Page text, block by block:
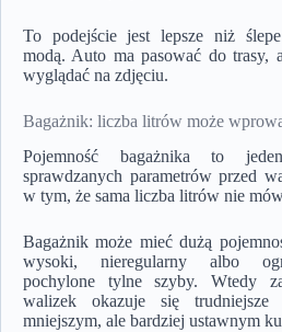
To podejście jest lepsze niż
modą. Auto ma pasować do trasy,
wyglądać na zdjęciu.
Bagażnik: liczba litrów może
Pojemność bagażnika to
sprawdzanych parametrów przed
w tym, że sama liczba litrów nie
Bagażnik może mieć dużą
wysoki, nieregularny albo
pochylone tylne szyby. Wtedy
walizek okazuje się
mniejszym, ale bardziej ustawnym